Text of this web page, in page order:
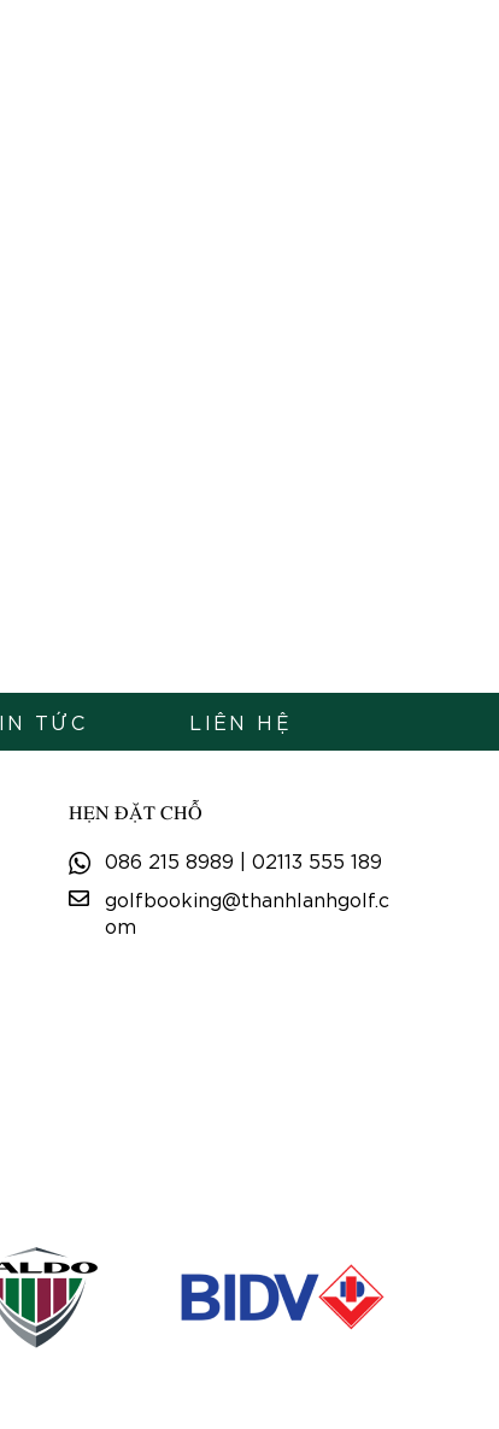
TỨC LIÊN HỆ
HẸN ĐẶT CHỖ
086 215 8989 | 02113 555 189
golfbooking@thanhlanhgolf.c
om